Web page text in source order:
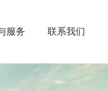
服务 联系我们